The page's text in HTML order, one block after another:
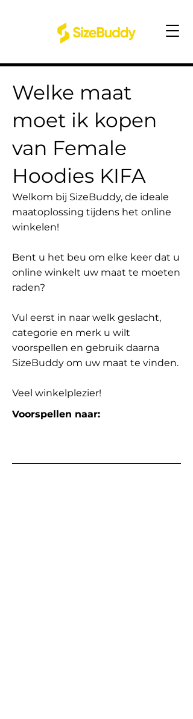
Welke maat
moet ik kopen
van Female
Hoodies KIFA
Welkom bij SizeBuddy, de ideale
maatoplossing tijdens het online
winkelen!
Bent u het beu om elke keer dat u
online winkelt uw maat te moeten
raden?
Vul eerst in naar welk geslacht,
categorie en merk u wilt
voorspellen en gebruik daarna
SizeBuddy om uw maat te vinden.
Veel winkelplezier!
Voorspellen naar: